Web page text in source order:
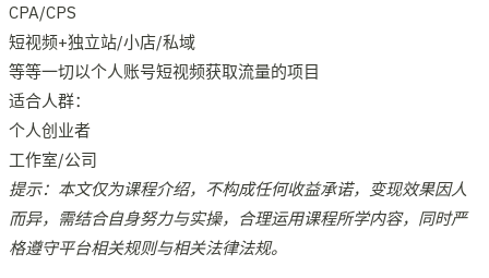
CPA/CPS
短视频+独立站/小店/私域
等等一切以个人账号短视频获取流量的项目
适合人群：
个人创业者
工作室/公司
提示：本文仅为课程介绍，不构成任何收益承诺，变现效果因人
而异，需结合自身努力与实操，合理运用课程所学内容，同时严
格遵守平台相关规则与相关法律法规。